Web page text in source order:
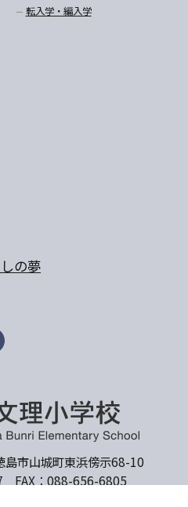
転入学・編入学
の夢
市山城町東浜傍示68-10
FAX：088-656-6805